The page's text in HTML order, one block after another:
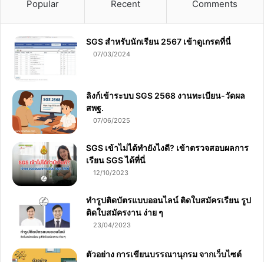
Popular Recent Comments
SGS สําหรับนักเรียน 2567 เข้าดูเกรดที่นี่
07/03/2024
ลิงก์เข้าระบบ SGS 2568 งานทะเบียน-วัดผล
สพฐ.
07/06/2025
SGS เข้าไม่ได้ทำยังไงดี? เข้าตรวจสอบผลการ
เรียน SGS ได้ที่นี่
12/10/2023
ทำรูปติดบัตรแบบออนไลน์ ติดใบสมัครเรียน รูป
ติดใบสมัครงาน ง่าย ๆ
23/04/2023
ตัวอย่าง การเขียนบรรณานุกรม จากเว็บไซต์